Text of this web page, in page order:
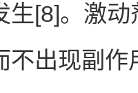
生[8]。激
不出现副